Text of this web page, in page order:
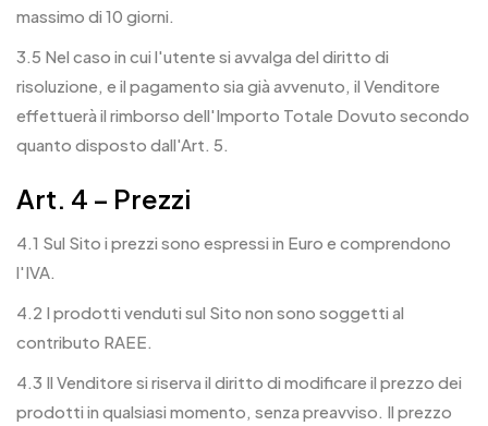
massimo di 10 giorni.
3.5 Nel caso in cui l'utente si avvalga del diritto di
risoluzione, e il pagamento sia già avvenuto, il Venditore
effettuerà il rimborso dell'Importo Totale Dovuto secondo
quanto disposto dall'Art. 5.
Art. 4 – Prezzi
4.1 Sul Sito i prezzi sono espressi in Euro e comprendono
l'IVA.
4.2 I prodotti venduti sul Sito non sono soggetti al
contributo RAEE.
4.3 Il Venditore si riserva il diritto di modificare il prezzo dei
prodotti in qualsiasi momento, senza preavviso. Il prezzo